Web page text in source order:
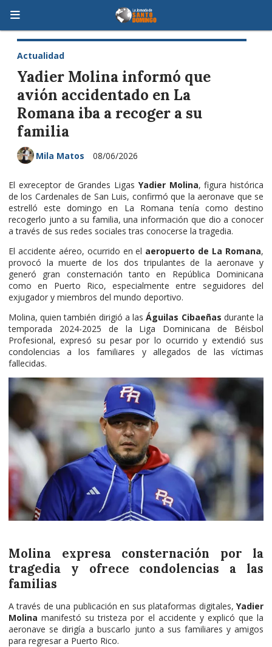
Yadier Molina informó que
avión accidentado en La
Romana iba a recoger a su
familia
Actualidad
08/06/2026
Mila Matos
El exreceptor de Grandes Ligas Yadier Molina, figura histórica
de los Cardenales de San Luis, confirmó que la aeronave que se
estrelló este domingo en La Romana tenía como destino
recogerlo junto a su familia, una información que dio a conocer
a través de sus redes sociales tras conocerse la tragedia.
El accidente aéreo, ocurrido en el aeropuerto de La Romana,
provocó la muerte de los dos tripulantes de la aeronave y
generó gran consternación tanto en República Dominicana
como en Puerto Rico, especialmente entre seguidores del
exjugador y miembros del mundo deportivo.
Molina, quien también dirigió a las Águilas Cibaeñas durante la
temporada 2024-2025 de la Liga Dominicana de Béisbol
Profesional, expresó su pesar por lo ocurrido y extendió sus
condolencias a los familiares y allegados de las víctimas
fallecidas.
Molina expresa consternación por la
tragedia y ofrece condolencias a las
familias
A través de una publicación en sus plataformas digitales, Yadier
Molina manifestó su tristeza por el accidente y explicó que la
aeronave se dirigía a buscarlo junto a sus familiares y amigos
para regresar a Puerto Rico.